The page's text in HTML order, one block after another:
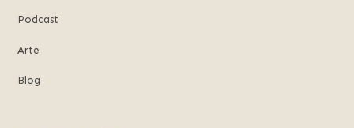
Podcast
Arte
Blog